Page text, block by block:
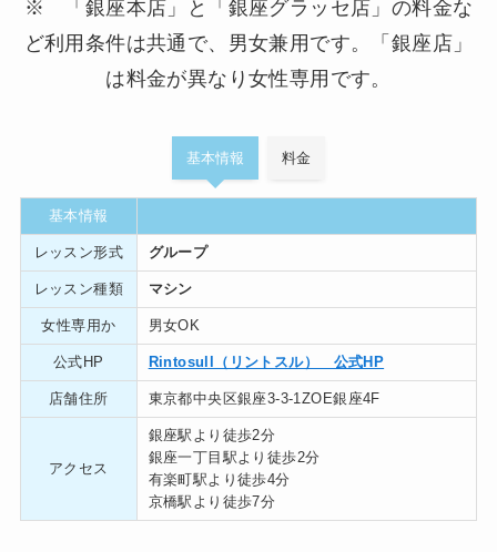
※ 「銀座本店」と「銀座グラッセ店」の料金な
ど利用条件は共通で、男女兼用です。「銀座店」
は料金が異なり女性専用です。
基本情報 料金
基本情報
レッスン形式 グループ
レッスン種類 マシン
女性専用か 男女OK
公式HP Rintosull（リントスル） 公式HP
店舗住所 東京都中央区銀座3-3-1ZOE銀座4F
アクセス
銀座駅より徒歩2分
銀座一丁目駅より徒歩2分
有楽町駅より徒歩4分
京橋駅より徒歩7分